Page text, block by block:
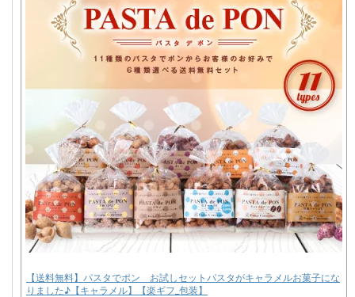
【送料無料】パスタでポン お試しセットパスタがキャラメルお菓子にな
りました♪【キャラメル】【楽ギフ_包装】